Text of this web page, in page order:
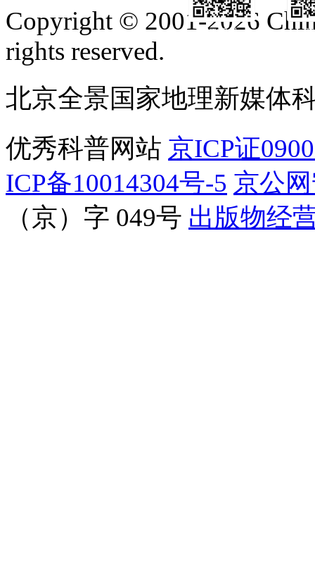
订阅号
Copyright © 2001-2026
rights reserved.
北京全景国家地理新媒体
优秀科普网站 京ICP证
ICP备10014304号-5 京公
（京）字 049号 出版物经